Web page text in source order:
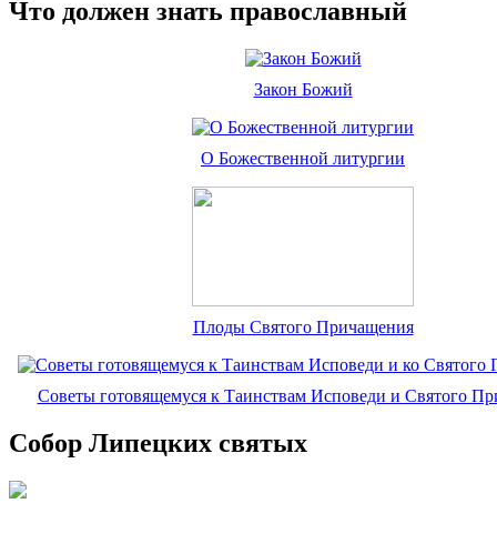
Что должен знать православный
Закон Божий
О Божественной литургии
Плоды Святого Причащения
Советы готовящемуся к Таинствам Исповеди и Святого
Собор Липецких святых